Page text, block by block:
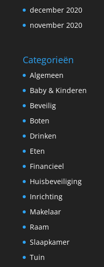
december 2020
november 2020
Categorieën
Algemeen
Baby & Kinderen
Beveilig
Boten
Drinken
Eten
Financieel
Huisbeveiliging
Inrichting
Makelaar
Raam
Slaapkamer
Tuin